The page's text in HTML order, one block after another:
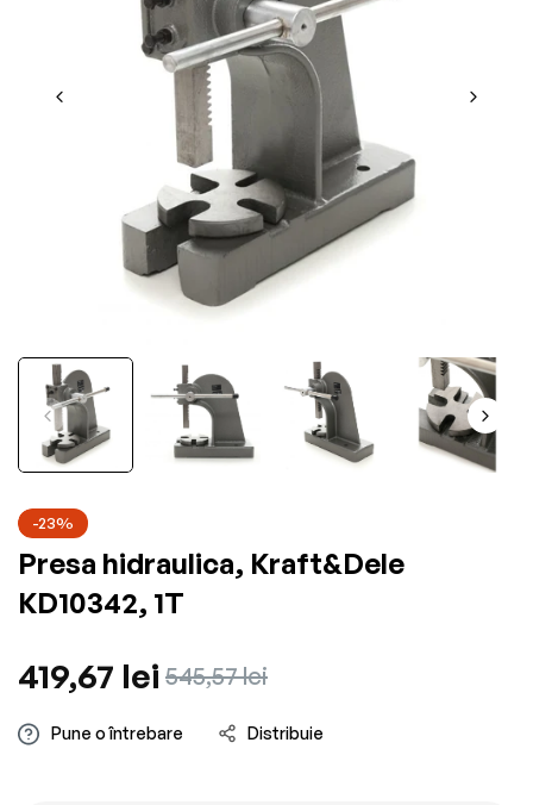
-23%
Presa hidraulica, Kraft&Dele
KD10342, 1T
Preț
obișnuit
419,67 lei Preț
redus
545,57 lei
Pune o întrebare Distribuie